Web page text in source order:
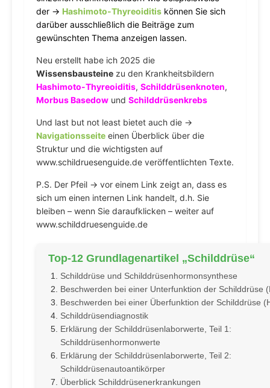
der → Hashimoto-Thyreoiditis können Sie sich
darüber ausschließlich die Beiträge zum
gewünschten Thema anzeigen lassen.
Neu erstellt habe ich 2025 die
Wissensbausteine zu den Krankheitsbildern
Hashimoto-Thyreoiditis, Schilddrüsenknoten,
Morbus Basedow und Schilddrüsenkrebs
Und last but not least bietet auch die →
Navigationsseite einen Überblick über die
Struktur und die wichtigsten auf
www.schildruesenguide.de veröffentlichten Texte.
P.S. Der Pfeil → vor einem Link zeigt an, dass es
sich um einen internen Link handelt, d.h. Sie
bleiben – wenn Sie daraufklicken – weiter auf
www.schilddruesenguide.de
Top-12 Grundlagenartikel „Schilddrüse“
Schilddrüse und Schilddrüsenhormonsynthese
Beschwerden bei einer Unterfunktion der Schilddrüse
Beschwerden bei einer Überfunktion der Schilddrüse
Schilddrüsendiagnostik
Erklärung der Schilddrüsenlaborwerte, Teil 1:
Schilddrüsenhormonwerte
Erklärung der Schilddrüsenlaborwerte, Teil 2:
Schilddrüsenautoantikörper
Überblick Schilddrüsenerkrankungen